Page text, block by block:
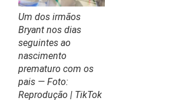
Um dos irmãos
Bryant nos dias
seguintes ao
nascimento
prematuro com os
pais — Foto:
Reprodução | TikTok